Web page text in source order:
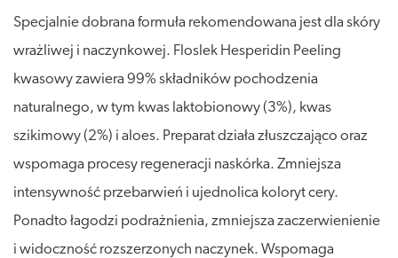
Specjalnie dobrana formuła rekomendowana jest dla skóry
wrażliwej i naczynkowej. Floslek Hesperidin Peeling
kwasowy zawiera 99% składników pochodzenia
naturalnego, w tym kwas laktobionowy (3%), kwas
szikimowy (2%) i aloes. Preparat działa złuszczająco oraz
wspomaga procesy regeneracji naskórka. Zmniejsza
intensywność przebarwień i ujednolica koloryt cery.
Ponadto łagodzi podrażnienia, zmniejsza zaczerwienienie
i widoczność rozszerzonych naczynek. Wspomaga